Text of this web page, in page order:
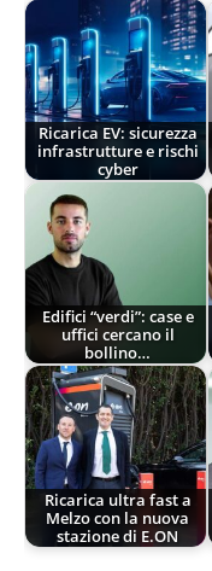
Ricarica EV: sicurezza
infrastrutture e rischi
cyber
Edifici “verdi”: case e
uffici cercano il
bollino…
Ricarica ultra fast a
Melzo con la nuova
stazione di E.ON